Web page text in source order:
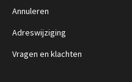
Annuleren
Adreswijziging
Vragen en klachten